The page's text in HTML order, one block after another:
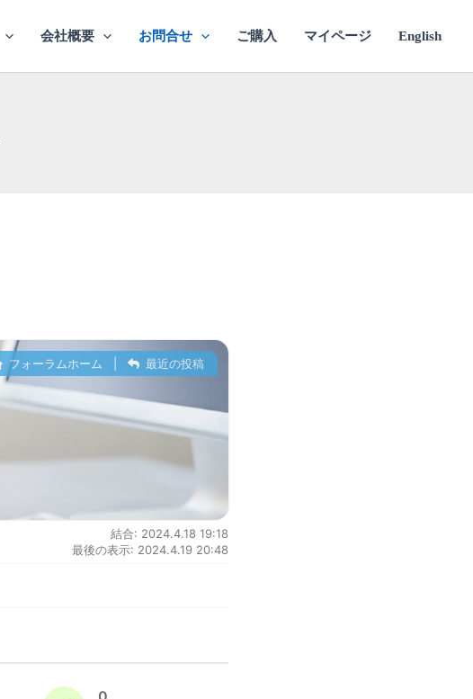
会社概要 お問合せ ご購入 マイページ English
フォーラムホーム 最近の投稿
結合: 2024.4.18 19:18
最後の表示: 2024.4.19 20:48